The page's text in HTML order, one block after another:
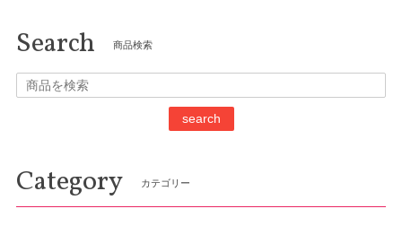
Search 商品検索
search
Category カテゴリー